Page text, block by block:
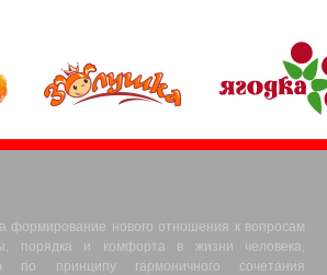
формирование нового отношения к вопросам
порядка и комфорта в жизни человека,
по принципу гармоничного сочетания